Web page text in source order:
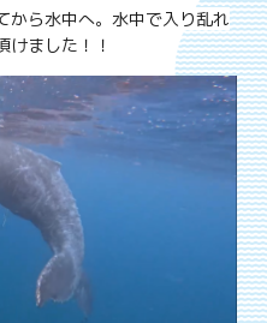
から水中へ。水中で入り乱れ
けました！！